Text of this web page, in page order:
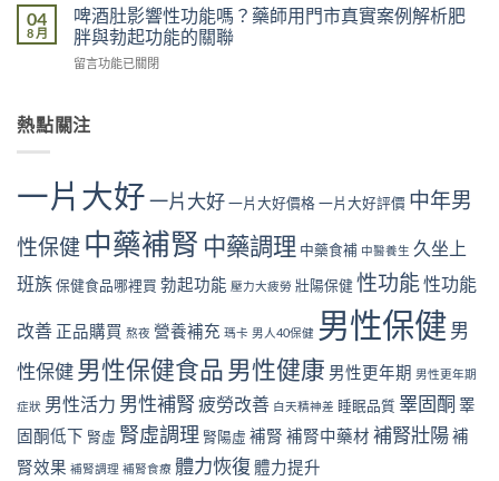
真
實
案
析
「坐
的
勃
危
中
市
真
案
你
與
活
找
回
硬
度〉
中
能
是
真
的
師
真
案
例
解
析
眠
足
勃
起
功
能
菸
影
響
性
是
嗎？
藥
用
門
真
案
解
尼
丁
與
04
8 月
啤酒肚影響性功能嗎？藥師用門市真實案例解析肥
胖與勃起功能的關聯
在
肚
影
功
能
嗎？
藥
用
市
實
案
例
析
留言功能已關閉
熱點關注
一片大好一片大好一片大好價格一片大好評價 中年男
性保健 中藥補腎 中藥調理 中藥食補 中醫養生 久坐上
班族保健食品哪裡買 勃起功能 壓力大疲勞 壯陽保健性功能性功能
改善 正品購買 熬夜 營養補充 瑪卡 男人40保健 男性保健男
性保健男性保健食品男性健康 男性更年期 男性更年期
症狀 男性活力 男性補腎疲勞改善 白天精神差 睡眠品質 睪固酮 睪
固酮低下 腎虛 腎虛調理 腎陽虛 補腎 補腎中藥材 補腎壯陽補
腎效果 補腎調理 補腎食療 體力恢復體力提升